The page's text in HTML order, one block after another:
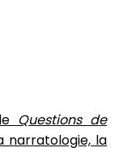
Questions de
narratologie, la